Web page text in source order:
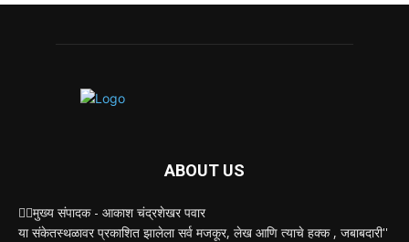
ABOUT US
✍🏻मुख्य संपादक - आकाश चंद्रशेखर पवार
या संकेतस्थळावर प्रकाशित झालेला सर्व मजकूर, लेख आणि त्याचे हक्क , जबाबदारी''